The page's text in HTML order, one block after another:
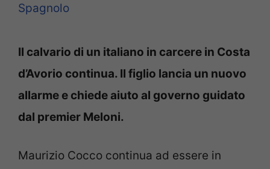
Spagnolo
Il calvario di un italiano in carcere in Costa
d’Avorio continua. Il figlio lancia un nuovo
allarme e chiede aiuto al governo guidato
dal premier Meloni.
Maurizio Cocco continua ad essere in